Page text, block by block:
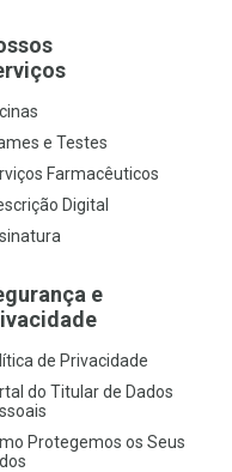
e Testes
Farmacêuticos
Digital
e
de Privacidade
do Titular de Dados
Protegemos os Seus